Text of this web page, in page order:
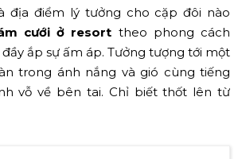
cặp đôi có những kỷ niệm không